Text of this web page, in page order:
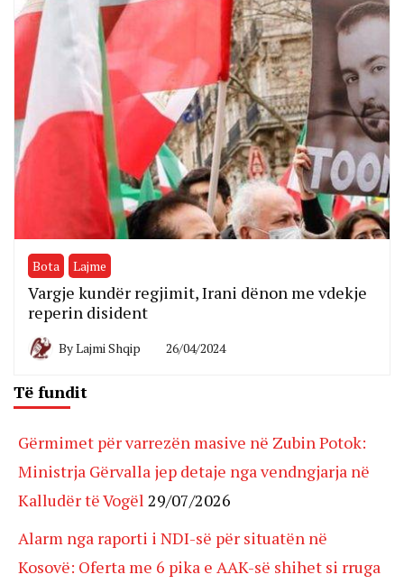
Bota Lajme
Vargje kundër regjimit, Irani dënon me vdekje
reperin disident
ByLajmi Shqip 26/04/2024
Të fundit
Gërmimet për varrezën masive në Zubin Potok:
Ministrja Gërvalla jep detaje nga vendngjarja në
Kalludër të Vogël 29/07/2026
Alarm nga raporti i NDI-së për situatën në
Kosovë: Oferta me 6 pika e AAK-së shihet si rruga